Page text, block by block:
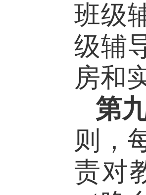
班级
级辅
房和
第
则，
责对